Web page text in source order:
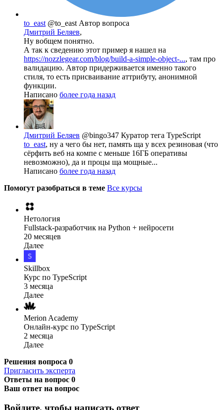
to_east @to_east Автор вопроса
Дмитрий Беляев,
Ну вобщем понятно.
А так к сведению этот пример я нашел на
https://nozzlegear.com/blog/build-a-simple-object-..., там про
валидацию. Автор придерживается именно такого
стиля, то есть присваивание аттрибуту, анонимной
функции.
Написано более года назад
Дмитрий Беляев @bingo347 Куратор тега TypeScript
to_east, ну а чего бы нет, память ща у всех резиновая (что
сёрфить веб на компе с меньше 16ГБ оперативы
невозможно), да и процы ща мощные...
Написано более года назад
Помогут разобраться в теме Все курсы
Нетология
Fullstack-разработчик на Python + нейросети
20 месяцев
Далее
Skillbox
Курс по TypeScript
3 месяца
Далее
Merion Academy
Онлайн-курс по TypeScript
2 месяца
Далее
Решения вопроса 0
Пригласить эксперта
Ответы на вопрос 0
Ваш ответ на вопрос
Войдите, чтобы написать ответ